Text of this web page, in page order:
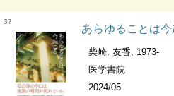
37
あらゆることは今
柴崎, 友香, 1973-
医学書院
2024/05